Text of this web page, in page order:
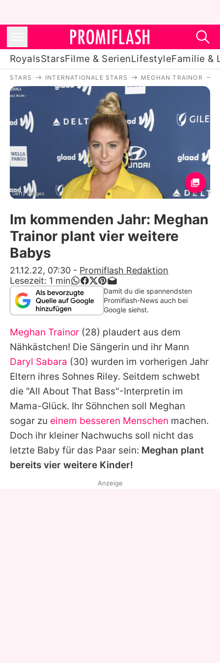
RoyalsStarsFilme & SerienLifestyleFamilie &
Royals
Stars
Filme & Serien
Lifestyle
Familie & Liebe
Promiflash Exklusiv
Alle Themen auf Promiflash
App runterladen
Team
Redaktionelle Richtlinien
Impressum
Datenschutzerklärung
Nutzungsbedingungen
Utiq verwalten
STARS INTERNATIONALE STARS MEGHAN TRAINOR
Getty Images
Im kommenden Jahr: Meghan
Trainor plant vier weitere
Babys
21.12.22, 07:30 - Promiflash Redaktion
Lesezeit: 1 min
Damit du die spannendsten
Promiflash-News auch bei
Google siehst.
Meghan Trainor (28) plaudert aus dem
Nähkästchen! Die Sängerin und ihr Mann
Daryl Sabara (30) wurden im vorherigen Jahr
Eltern ihres Sohnes Riley. Seitdem schwebt
die "All About That Bass"-Interpretin im
Mama-Glück. Ihr Söhnchen soll Meghan
sogar zu einem besseren Menschen machen.
Doch ihr kleiner Nachwuchs soll nicht das
letzte Baby für das Paar sein: Meghan plant
bereits vier weitere Kinder!
Anzeige